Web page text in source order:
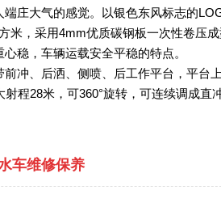
庄大气的感觉。以银色东风标志的
米，采用4mm优质碳钢板一次性卷压
稳，车辆运载安全平稳的特点。
前冲、后洒、侧喷、后工作平台，平台
射程28米，可360°旋转，可连续调成直
车维修保养